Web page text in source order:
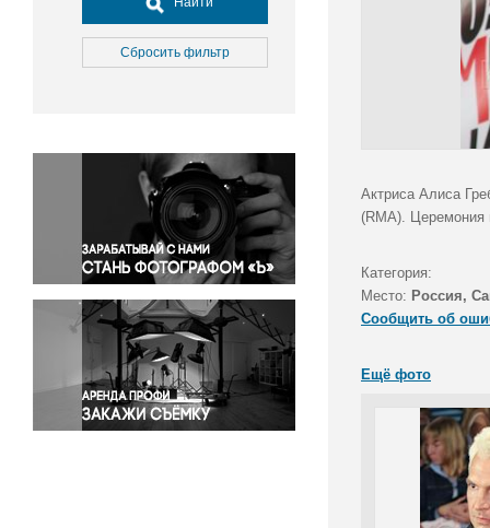
Культура
Медицина
Окружающая среда
Политика
Правосудие
Происшествия и конфликты
Религия
Светская жизнь
Спорт
Экология
Экономика и бизнес
Сбросить фильтр
Актриса Алиса
(RMA).
Категория:
Место: Россия,
Сообщить об
Ещё фото